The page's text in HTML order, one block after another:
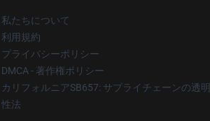
私たちについて
利用規約
プライバシーポリシー
DMCA - 著作権ポリシー
カリフォルニアSB657: サプライチェーンの透明
性法